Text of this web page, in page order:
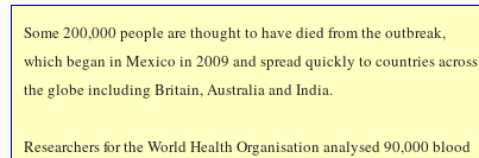
Some 200,000 people are thought to have died from the outbreak,
which began in Mexico in 2009 and spread quickly to countries across
the globe including Britain, Australia and India.
Researchers for the World Health Organisation analysed 90,000 blood